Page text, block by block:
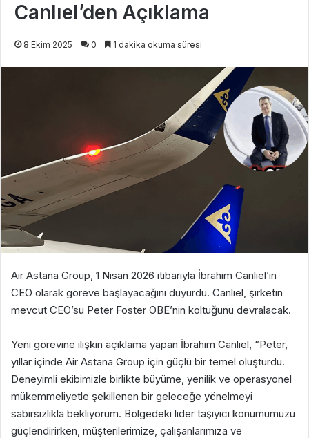
Canlıel’den Açıklama
8 Ekim 2025 0 1 dakika okuma süresi
Air Astana Group, 1 Nisan 2026 itibarıyla İbrahim Canlıel’in
CEO olarak göreve başlayacağını duyurdu. Canlıel, şirketin
mevcut CEO’su Peter Foster OBE’nin koltuğunu devralacak.
Yeni görevine ilişkin açıklama yapan İbrahim Canlıel, “Peter,
yıllar içinde Air Astana Group için güçlü bir temel oluşturdu.
Deneyimli ekibimizle birlikte büyüme, yenilik ve operasyonel
mükemmeliyetle şekillenen bir geleceğe yönelmeyi
sabırsızlıkla bekliyorum. Bölgedeki lider taşıyıcı konumumuzu
güçlendirirken, müşterilerimize, çalışanlarımıza ve